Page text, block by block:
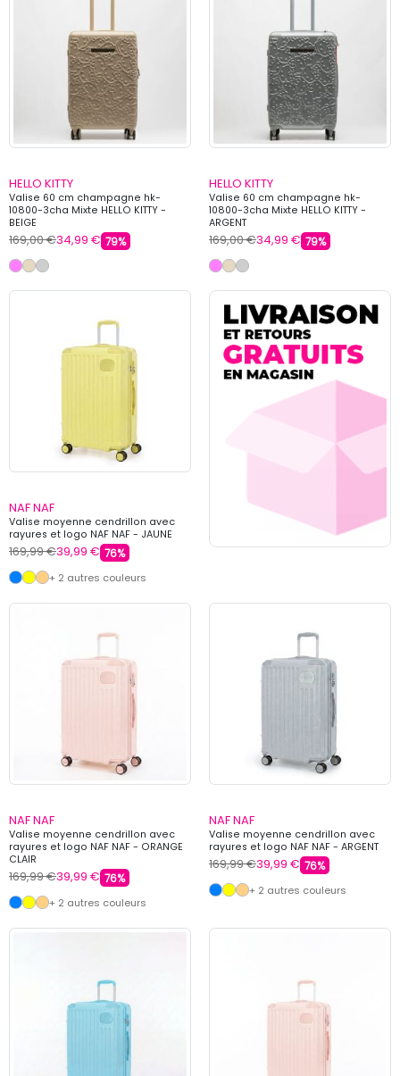
HELLO KITTY
Valise 60 cm champagne hk-
10800-3cha Mixte HELLO KITTY -
BEIGE
169,00 €34,99 € 79%
HELLO KITTY
Valise 60 cm champagne hk-
10800-3cha Mixte HELLO KITTY -
ARGENT
169,00 €34,99 € 79%
NAF NAF
Valise moyenne cendrillon avec
rayures et logo NAF NAF - JAUNE
169,99 €39,99 € 76%
+ 2 autres couleurs
NAF NAF
Valise moyenne cendrillon avec
rayures et logo NAF NAF - ORANGE
CLAIR
169,99 €39,99 € 76%
+ 2 autres couleurs
NAF NAF
Valise moyenne cendrillon avec
rayures et logo NAF NAF - ARGENT
169,99 €39,99 € 76%
+ 2 autres couleurs